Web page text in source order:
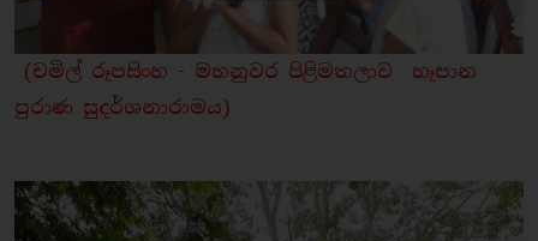
(චමිල් රූපසිංහ - මහනුවර පිළිමතලාව හෑපාන
පුරාණ සුදර්ශනාරාමය)